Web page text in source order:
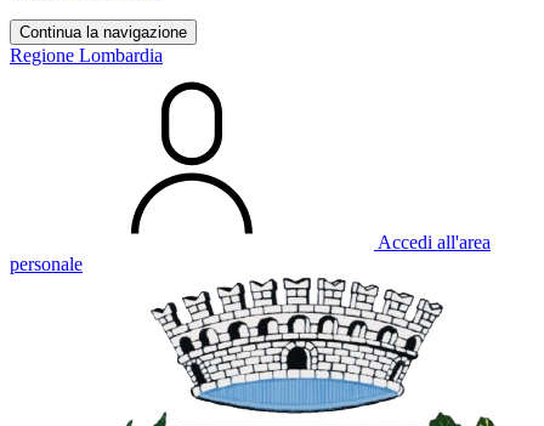
Continua la navigazione
Regione Lombardia
Accedi all'area
personale